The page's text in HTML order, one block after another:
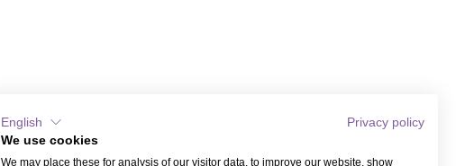
English
Privacy policy
We use cookies
We may place these for analysis of our visitor data, to improve our website, show